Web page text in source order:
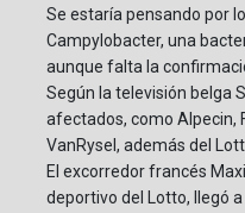
Se estaría pensando por
Campylobacter, una
aunque falta la
Según la televisión belga
afectados, como Alpecin,
VanRysel, además del
El excorredor francés
deportivo del Lotto, llegó